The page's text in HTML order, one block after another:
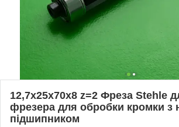
12,7х25х70х8 z=2 Фреза Stehle
фрезера для обробки кромки з
підшипником